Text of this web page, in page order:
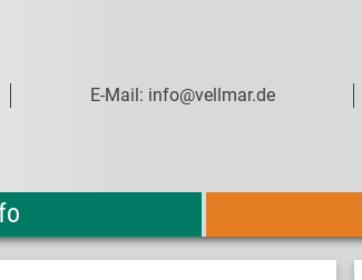
E-Mail: info@vellmar.de